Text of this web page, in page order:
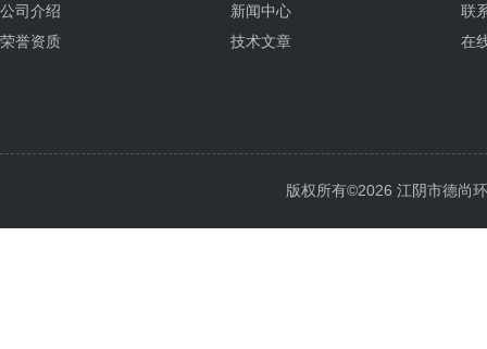
公司介绍
荣誉资质
新闻中心
技术文章
联
在
版权所有©2026 江阴市德尚